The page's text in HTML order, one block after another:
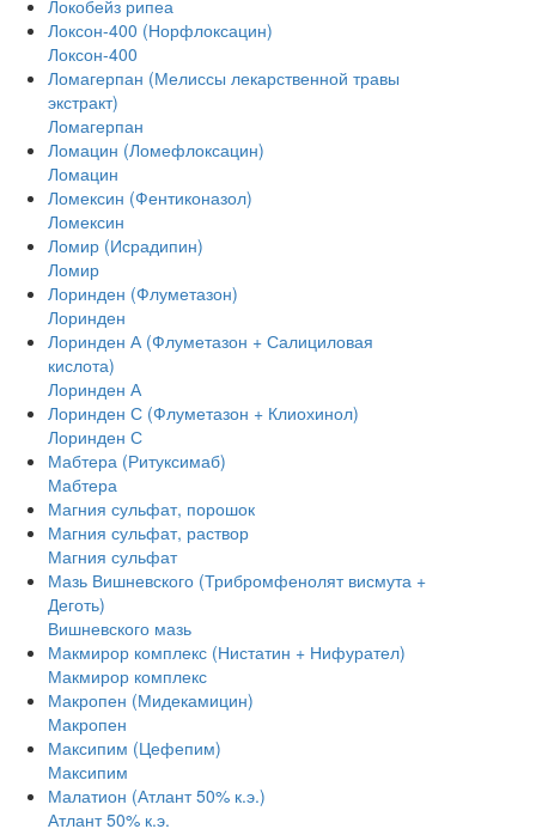
Локобейз рипеа
Локсон-400 (Норфлоксацин)
Локсон-400
Ломагерпан (Мелиссы лекарственной травы
экстракт)
Ломагерпан
Ломацин (Ломефлоксацин)
Ломацин
Ломексин (Фентиконазол)
Ломексин
Ломир (Исрадипин)
Ломир
Лоринден (Флуметазон)
Лоринден
Лоринден А (Флуметазон + Салициловая
кислота)
Лоринден А
Лоринден С (Флуметазон + Клиохинол)
Лоринден С
Мабтера (Ритуксимаб)
Мабтера
Магния сульфат, порошок
Магния сульфат, раствор
Магния сульфат
Мазь Вишневского (Трибромфенолят висмута +
Деготь)
Вишневского мазь
Макмирор комплекс (Нистатин + Нифурател)
Макмирор комплекс
Макропен (Мидекамицин)
Макропен
Максипим (Цефепим)
Максипим
Малатион (Атлант 50% к.э.)
Атлант 50% к.э.